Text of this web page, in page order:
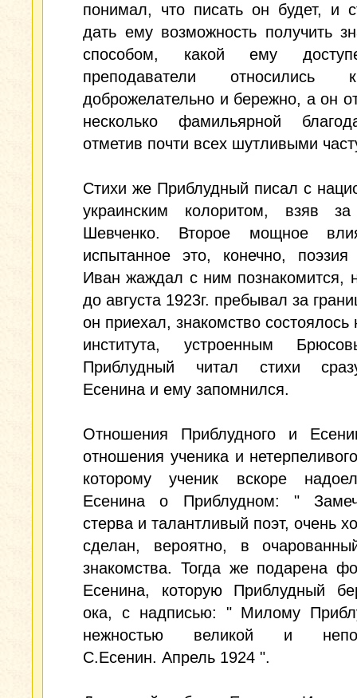
понимал, что писать он будет, и
дать ему возможность получить
способом, какой ему
преподаватели
доброжелательно и бережно, а он
несколько фамильярной
отметив почти всех шутливыми
Стихи же Приблудный писал с
украинским колоритом, взяв за
Шевченко. Второе мощное
испытанное это, конечно, поэзия
Иван жаждал с ним познакомится,
до августа 1923г. пребывал за
он приехал, знакомство состоялось
института, устроенным
Приблудный читал стихи
Есенина и ему запомнился.
Отношения Приблудного и
отношения ученика и
которому ученик вскоре
Есенина о Приблудном: "
стерва и талантливый поэт, очень
сделан, вероятно, в
знакомства. Тогда же подарена
Есенина, которую Приблудный
ока, с надписью: " Милому
нежностью великой и
С.Есенин. Апрель 1924 ".